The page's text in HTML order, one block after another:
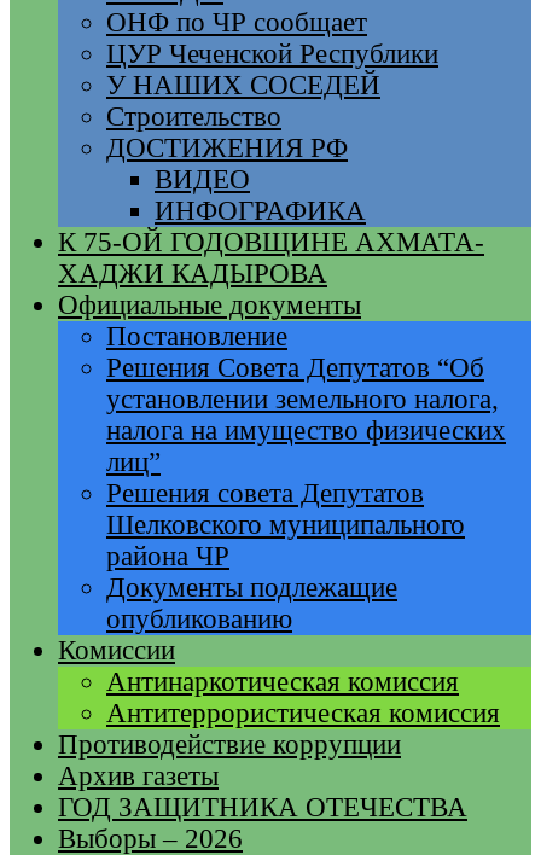
ОНФ по ЧР сообщает
ЦУР Чеченской Республики
У НАШИХ СОСЕДЕЙ
Строительство
ДОСТИЖЕНИЯ РФ
ВИДЕО
ИНФОГРАФИКА
К 75-ОЙ ГОДОВЩИНЕ АХМАТА-
ХАДЖИ КАДЫРОВА
Официальные документы
Постановление
Решения Совета Депутатов “Об
установлении земельного налога,
налога на имущество физических
лиц”
Решения совета Депутатов
Шелковского муниципального
района ЧР
Документы подлежащие
опубликованию
Комиссии
Антинаркотическая комиссия
Антитеррористическая комиссия
Противодействие коррупции
Архив газеты
ГОД ЗАЩИТНИКА ОТЕЧЕСТВА
Выборы – 2026